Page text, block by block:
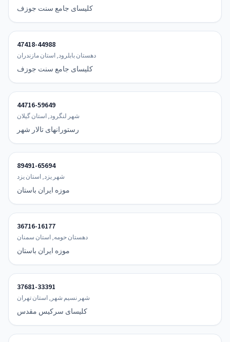
کلیسای جامع سنت جوزف
47418-44988
دهستان بابلرود, استان مازندران
کلیسای جامع سنت جوزف
44716-59649
شهر لنگرود, استان گیلان
رستورانهای تالار شهر
89491-65694
شهر یزد, استان یزد
موزه ایران باستان
36716-16177
دهستان حومه, استان سمنان
موزه ایران باستان
37681-33391
شهر نسیم شهر, استان تهران
کلیسای سرکیس مقدس